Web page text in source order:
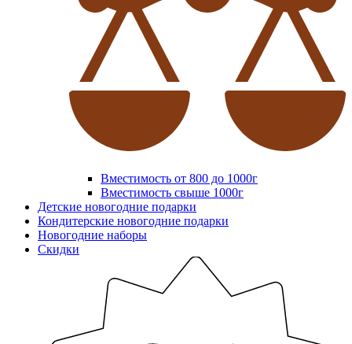
Вместимость от 800 до 1000г
Вместимость свыше 1000г
Детские новогодние подарки
Кондитерские новогодние подарки
Новогодние наборы
Скидки